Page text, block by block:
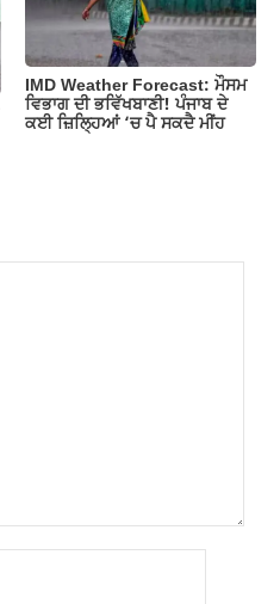
IMD Weather Forecast: ਮੌਸਮ
ਵਿਭਾਗ ਦੀ ਭਵਿੱਖਬਾਣੀ! ਪੰਜਾਬ ਦੇ
ਕਈ ਜ਼ਿਲ੍ਹਿਆਂ ‘ਚ ਪੈ ਸਕਦੈ ਮੀਂਹ